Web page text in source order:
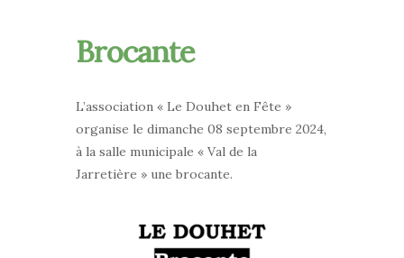
Brocante
L’association « Le Douhet en Fête »
organise le dimanche 08 septembre 2024,
à la salle municipale « Val de la
Jarretière » une brocante.